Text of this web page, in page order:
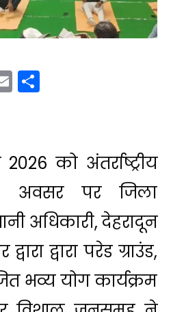
Email
को अंतर्राष्ट्रीय
अवसर पर जिला
अधिकारी, देहरादून
द्वारा परेड ग्राउंड,
भव्य योग कार्यक्रम